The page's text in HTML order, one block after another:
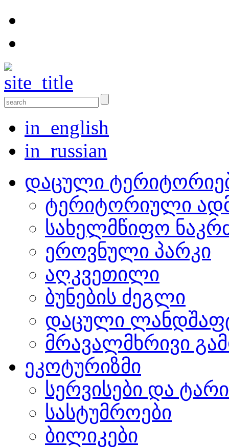
in_english
in_russian
დაცული
ტერიტორიული
სახელმწიფო
ეროვნული პარკი
აღკვეთილი
ბუნების ძეგლი
დაცული
მრავალმხრივი
ეკოტურიზმი
სერვისები და
სასტუმროები
ბილიკები